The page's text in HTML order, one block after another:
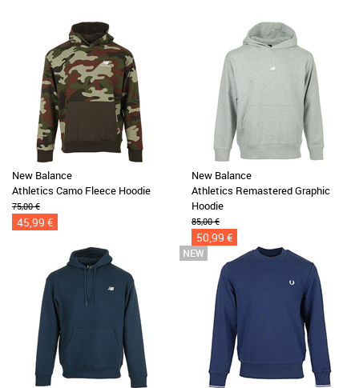
New Balance
Athletics Camo Fleece Hoodie
75,00 €
45,99 €
New Balance
Athletics Remastered Graphic
Hoodie
85,00 €
50,99 €